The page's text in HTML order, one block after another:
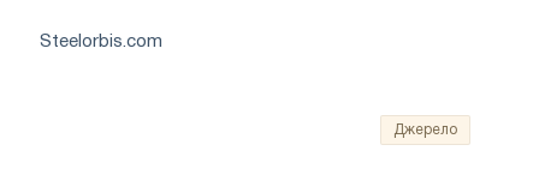
Steelorbis.com
Джерело